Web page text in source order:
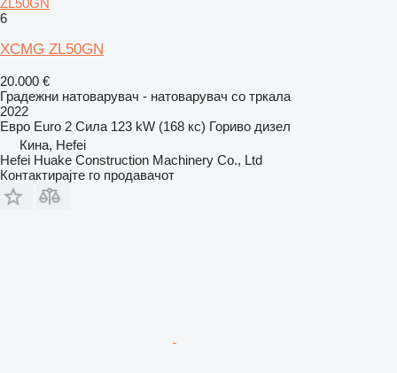
6
XCMG ZL50GN
20.000 €
Градежни натоварувач - натоварувач со тркала
2022
Евро Euro 2 Сила 123 kW (168 кс) Гориво дизел
Кина, Hefei
Hefei Huake Construction Machinery Co., Ltd
Контактирајте го продавачот